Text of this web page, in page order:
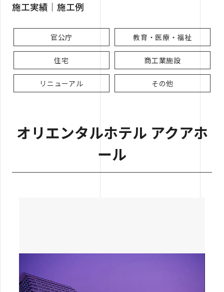
施工実績｜施工例
官公庁 教育・医療・福祉
住宅 商工業施設
リニューアル その他
オリエンタルホテル アクアホ
ール